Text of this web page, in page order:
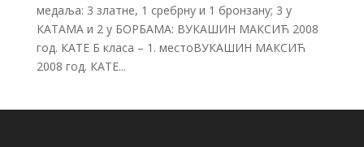
медаља: 3 златне, 1 сребрну и 1 бронзану; 3 у
КАТАМА и 2 у БОРБАМА: ВУКАШИН МАКСИЋ 2008
год. КАТЕ Б класа – 1. местоВУКАШИН МАКСИЋ
2008 год. КАТЕ...